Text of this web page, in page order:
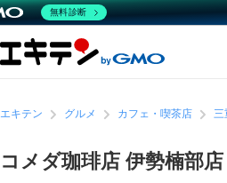
エキテン グルメ カフェ・喫茶店 三
コメダ珈琲店 伊勢楠部店
無料診断